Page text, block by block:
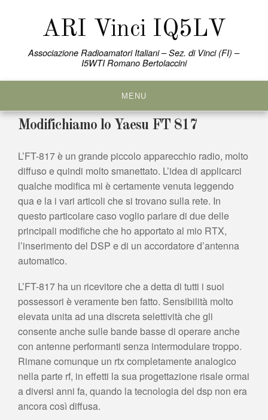
ARI Vinci IQ5LV
Associazione Radioamatori Italiani – Sez. di Vinci (FI) –
I5WTI Romano Bertolaccini
MENU
Modifichiamo lo Yaesu FT 817
L’FT-817 è un grande piccolo apparecchio radio, molto
diffuso e quindi molto smanettato. L’idea di applicarci
qualche modifica mi è certamente venuta leggendo
qua e la i vari articoli che si trovano sulla rete. In
questo particolare caso voglio parlare di due delle
principali modifiche che ho apportato al mio RTX,
l’inserimento del DSP e di un accordatore d’antenna
automatico.
L’FT-817 ha un ricevitore che a detta di tutti i suoi
possessori è veramente ben fatto. Sensibilità molto
elevata unita ad una discreta selettività che gli
consente anche sulle bande basse di operare anche
con antenne performanti senza intermodulare troppo.
Rimane comunque un rtx completamente analogico
nella parte rf, in effetti la sua progettazione risale ormai
a diversi anni fa, quando la tecnologia del dsp non era
ancora così diffusa.